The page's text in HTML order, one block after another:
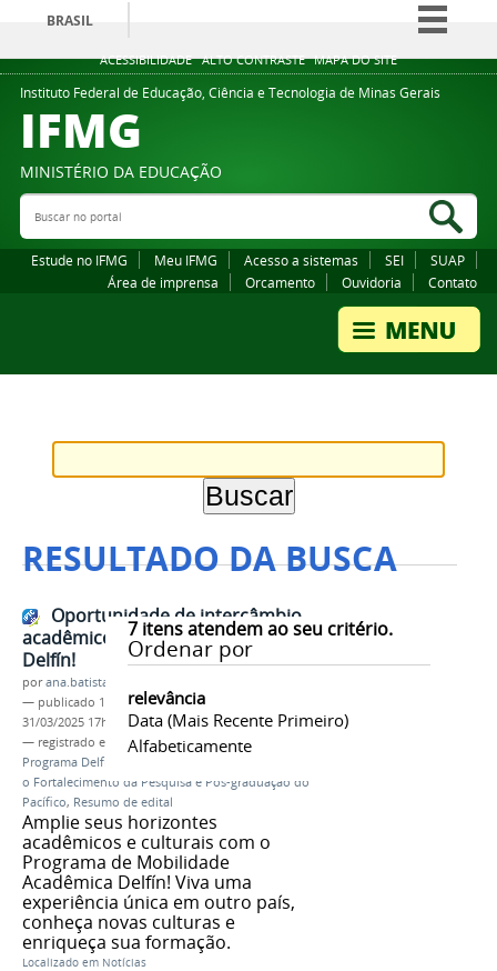
ACESSIBILIDADE ALTO CONTRASTE MAPA DO SITE
BRASIL
Simplifique!
Comunica BR
Legislação
Instituto Federal de Educação, Ciência e Tecnologia de Minas Gerais
IFMG
MINISTÉRIO DA EDUCAÇÃO
Buscar no portal
Estude no IFMG Meu IFMG Acesso a sistemas SEI
SUAP
Área de imprensa
Orcamento Ouvidoria Contato
RESULTADO DA BUSCA
7itens atendem ao seu critério.
Ordenar por
relevância
Data (mais Recente Primeiro)
Alfabeticamente
Oportunidade de intercâmbio
acadêmico com o Programa
Delfín!
porana.batista
— publicado 11/03/2025—última modificação
31/03/2025 17h34
— registrado em:
DRI,intercâmbio acadêmico
Programa Delfín
o Fortalecimento da Pesquisa e Pós-graduação do
Pacífico, Resumo de edital
Amplie seus horizontes
acadêmicos e culturais com o
Programa de Mobilidade
Acadêmica Delfín! Viva uma
experiência única em outro país,
conheça novas culturas e
enriqueça sua formação.
Localizado em Notícias